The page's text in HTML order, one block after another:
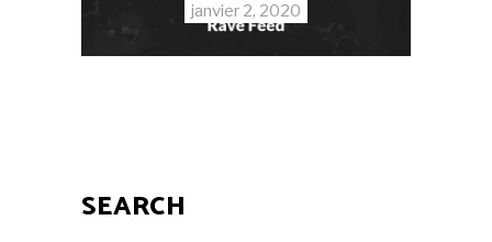
janvier 2, 2020
SEARCH